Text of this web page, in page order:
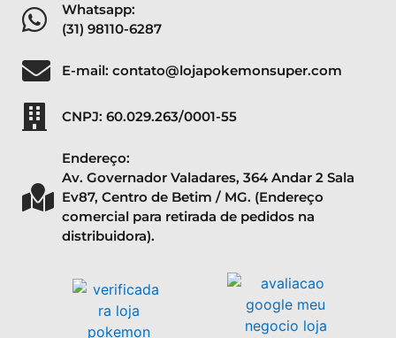
Whatsapp:
(31) 98110-6287
E-mail: contato@lojapokemonsuper.com
CNPJ: 60.029.263/0001-55
Endereço:
Av. Governador Valadares, 364 Andar 2 Sala
Ev87, Centro de Betim / MG. (Endereço
comercial para retirada de pedidos na
distribuidora).